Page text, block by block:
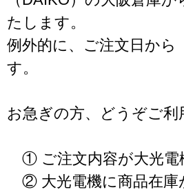
たします。
例外的に、ご注文日か
す。
お急ぎの方、どうぞご利
① ご注文内容が大光電
② 大光電機に商品在庫